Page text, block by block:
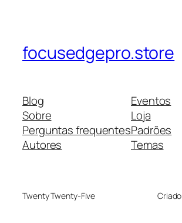
focusedgepro.store
Blog
Sobre
Perguntas frequentes
Autores
Eventos
Loja
Padrões
Temas
Twenty Twenty-Five